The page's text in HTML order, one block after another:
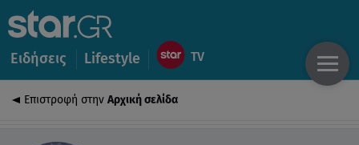
Ειδήσεις Lifestyle
Επιστροφή στην Αρχική σελίδα